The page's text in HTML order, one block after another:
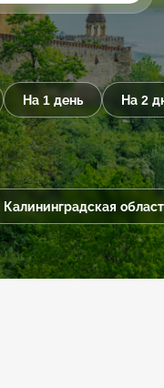
На 1 день На 2
Калининградская